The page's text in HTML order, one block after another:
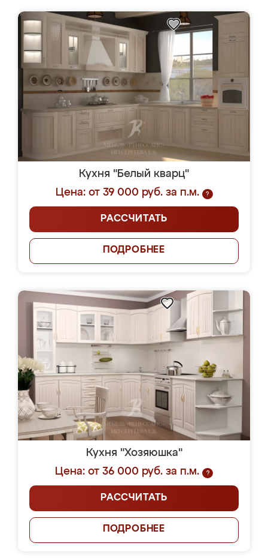
Кухня "Белый кварц"
Цена: от 39 000 руб. за п.м.
?
РАССЧИТАТЬ
ПОДРОБНЕЕ
Кухня "Хозяюшка"
Цена: от 36 000 руб. за п.м.
?
РАССЧИТАТЬ
ПОДРОБНЕЕ